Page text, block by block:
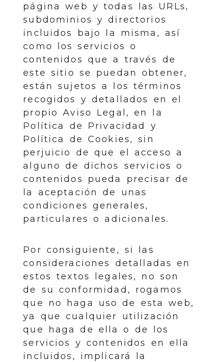
página web y todas las URLs,
subdominios y directorios
incluidos bajo la misma, así
como los servicios o
contenidos que a través de
este sitio se puedan obtener,
están sujetos a los términos
recogidos y detallados en el
propio Aviso Legal, en la
Política de Privacidad y
Política de Cookies, sin
perjuicio de que el acceso a
alguno de dichos servicios o
contenidos pueda precisar de
la aceptación de unas
condiciones generales,
particulares o adicionales.
Por consiguiente, si las
consideraciones detalladas en
estos textos legales, no son
de su conformidad, rogamos
que no haga uso de esta web,
ya que cualquier utilización
que haga de ella o de los
servicios y contenidos en ella
incluidos, implicará la